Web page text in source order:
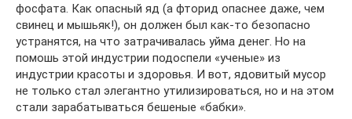
фосфата. Как опасный яд (а фторид опаснее даже, чем
свинец и мышьяк!), он должен был как-то безопасно
устранятся, на что затрачивалась уйма денег. Но на
помошь этой индустрии подоспели «ученые» из
индустрии красоты и здоровья. И вот, ядовитый мусор
не только стал элегантно утилизироваться, но и на этом
стали зарабатываться бешеные «бабки».